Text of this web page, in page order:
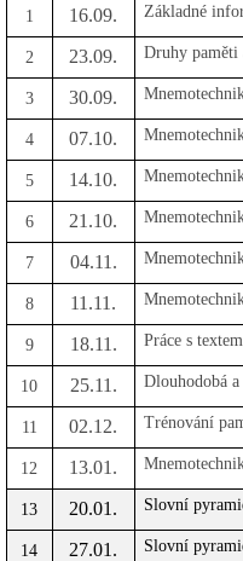
1 16.09. Základné
2 23.09. Druhy
3 30.09.
4 07.10.
5 14.10.
6 21.10. M
7 04.11. M
8 11.11.
9 18.11. Práce s textem
10 25.11. Dlouhodobá
11 02.12. Trénování
12 13.01.
13 20.01. Slovní
14 27.01. Slovní